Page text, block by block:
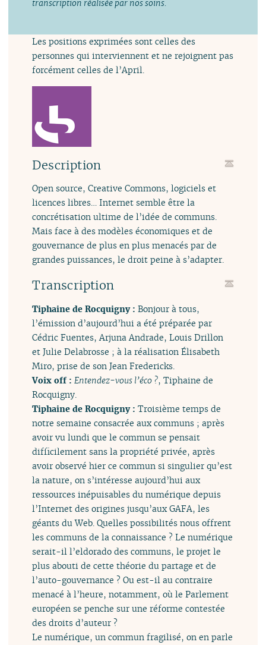
transcription réalisée par nos soins.
Les positions exprimées sont celles des
personnes qui interviennent et ne rejoignent pas
forcément celles de l’April.
Description
Open source, Creative Commons, logiciels et
licences libres… Internet semble être la
concrétisation ultime de l’idée de communs.
Mais face à des modèles économiques et de
gouvernance de plus en plus menacés par de
grandes puissances, le droit peine à s’adapter.
Transcription
Tiphaine de Rocquigny :Bonjour à tous,
l’émission d’aujourd’hui a été préparée par
Cédric Fuentes, Arjuna Andrade, Louis Drillon
et Julie Delabrosse ; à la réalisation Élisabeth
Miro, prise de son Jean Fredericks.
Voix off :Entendez-vous l’éco ?, Tiphaine de
Rocquigny.
Tiphaine de Rocquigny :Troisième temps de
notre semaine consacrée aux communs ; après
avoir vu lundi que le commun se pensait
difficilement sans la propriété privée, après
avoir observé hier ce commun si singulier qu’est
la nature, on s’intéresse aujourd’hui aux
ressources inépuisables du numérique depuis
l’Internet des origines jusqu’aux GAFA, les
géants du Web. Quelles possibilités nous offrent
les communs de la connaissance ? Le numérique
serait-il l’eldorado des communs, le projet le
plus abouti de cette théorie du partage et de
l’auto-gouvernance ? Ou est-il au contraire
menacé à l’heure, notamment, où le Parlement
européen se penche sur une réforme contestée
des droits d’auteur ?
Le numérique, un commun fragilisé, on en parle